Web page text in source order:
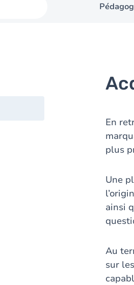
En
plus
Une
ainsi
Au
sur